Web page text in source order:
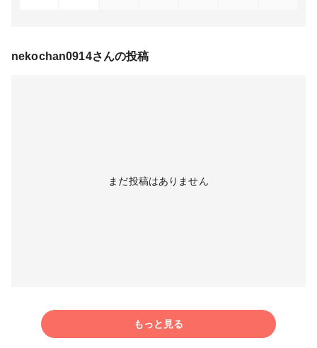
nekochan0914さんの投稿
まだ投稿はありません
もっと見る